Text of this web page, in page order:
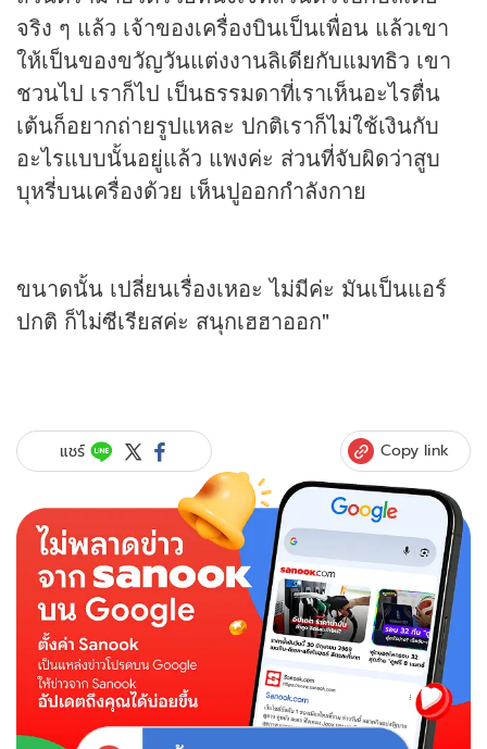
จริง ๆ แล้ว เจ้าของเครื่องบินเป็นเพื่อน แล้วเขา
ให้เป็นของขวัญวันแต่งงานลิเดียกับแมทธิว เขา
ชวนไป เราก็ไป เป็นธรรมดาที่เราเห็นอะไรตื่น
เต้นก็อยากถ่ายรูปแหละ ปกติเราก็ไม่ใช้เงินกับ
อะไรแบบนั้นอยู่แล้ว แพงค่ะ ส่วนที่จับผิดว่าสูบ
บุหรี่บนเครื่องด้วย เห็นปูออกกำลังกาย
ขนาดนั้น เปลี่ยนเรื่องเหอะ ไม่มีค่ะ มันเป็นแอร์
ปกติ ก็ไม่ซีเรียสค่ะ สนุกเฮฮาออก"
แชร์ Copy link